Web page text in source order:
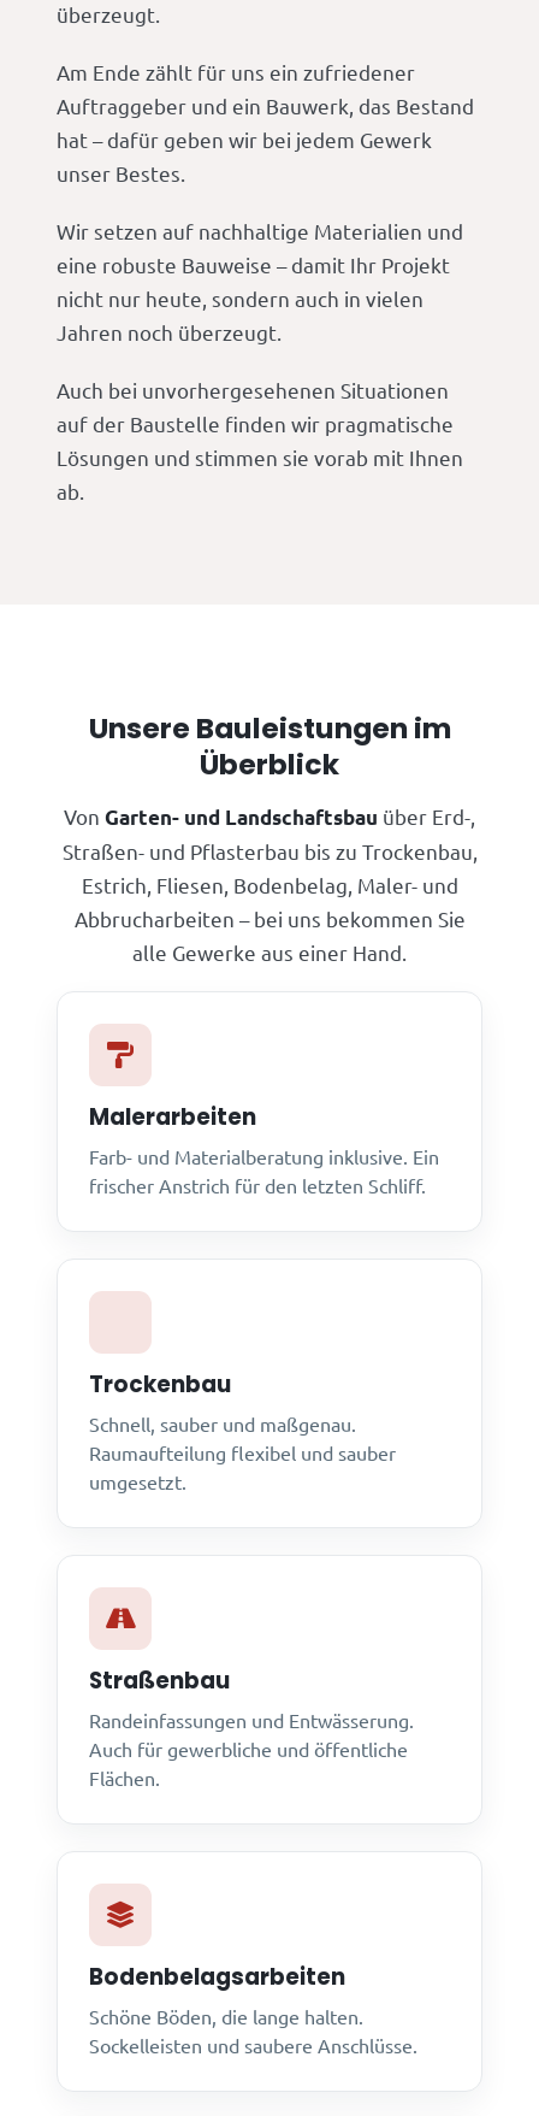
überzeugt.
Am Ende zählt für uns ein zufriedener
Auftraggeber und ein Bauwerk, das Bestand
hat – dafür geben wir bei jedem Gewerk
unser Bestes.
Wir setzen auf nachhaltige Materialien und
eine robuste Bauweise – damit Ihr Projekt
nicht nur heute, sondern auch in vielen
Jahren noch überzeugt.
Auch bei unvorhergesehenen Situationen
auf der Baustelle finden wir pragmatische
Lösungen und stimmen sie vorab mit Ihnen
ab.
Unsere Bauleistungen im
Überblick
Von Garten- und Landschaftsbau über Erd-,
Straßen- und Pflasterbau bis zu Trockenbau,
Estrich, Fliesen, Bodenbelag, Maler- und
Abbrucharbeiten – bei uns bekommen Sie
alle Gewerke aus einer Hand.
Malerarbeiten
Farb- und Materialberatung inklusive. Ein
frischer Anstrich für den letzten Schliff.
Trockenbau
Schnell, sauber und maßgenau.
Raumaufteilung flexibel und sauber
umgesetzt.
Straßenbau
Randeinfassungen und Entwässerung.
Auch für gewerbliche und öffentliche
Flächen.
Bodenbelagsarbeiten
Schöne Böden, die lange halten.
Sockelleisten und saubere Anschlüsse.